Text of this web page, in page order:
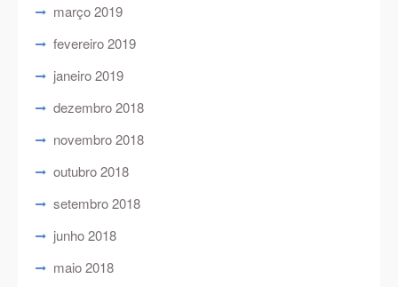
março 2019
fevereiro 2019
janeiro 2019
dezembro 2018
novembro 2018
outubro 2018
setembro 2018
junho 2018
maio 2018